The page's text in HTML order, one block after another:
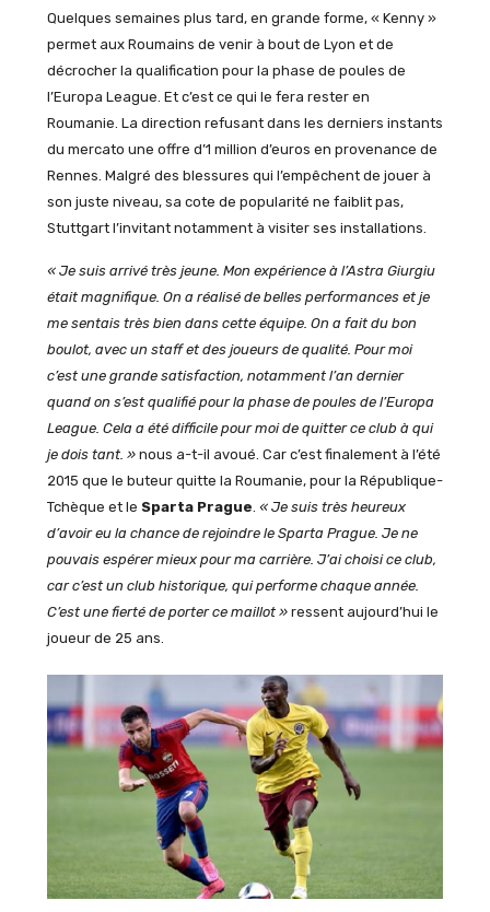
Quelques semaines plus tard, en grande forme, « Kenny »
permet aux Roumains de venir à bout de Lyon et de
décrocher la qualification pour la phase de poules de
l’Europa League. Et c’est ce qui le fera rester en
Roumanie. La direction refusant dans les derniers instants
du mercato une offre d’1 million d’euros en provenance de
Rennes. Malgré des blessures qui l’empêchent de jouer à
son juste niveau, sa cote de popularité ne faiblit pas,
Stuttgart l’invitant notamment à visiter ses installations.
« Je suis arrivé très jeune. Mon expérience à l’Astra Giurgiu
était magnifique. On a réalisé de belles performances et je
me sentais très bien dans cette équipe. On a fait du bon
boulot, avec un staff et des joueurs de qualité. Pourmoi
c’est une grande satisfaction, notamment l’an dernier
quand on s’est qualifié pour la phase de poules de l’Europa
League. Cela a été difficile pour moi de quitter ce club à qui
je dois tant. »nous a-t-il avoué. Car c’est finalement à l’été
2015 que le buteur quitte la Roumanie, pour la République-
Tchèque et le Sparta Prague « Je suis très heureux
d’avoir eu la chance de rejoindre le SpartaPrague. Je ne
pouvais espérer mieux pour ma carrière. J’ai choisi ce club,
car c’est un club historique, qui performe chaque année.
C’est une fierté de porter ce maillot »ressent aujourd’hui le
joueur de 25 ans.